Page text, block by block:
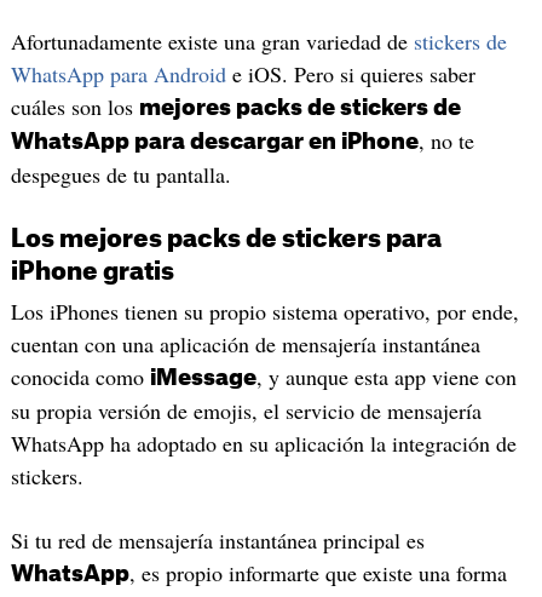
Afortunadamente existe una gran variedad de stickers de
WhatsApp para Androide iOS. Pero si quieres saber
cuáles son los mejores packs de stickers de
WhatsApp para descargar en iPhone, no te
despegues de tu pantalla.
Los mejores packs de stickers para
iPhone gratis
Los iPhones tienen su propio sistema operativo, por ende,
cuentan con una aplicación de mensajería instantánea
conocida como iMessage, y aunque esta app viene con
su propia versión de emojis, el servicio de mensajería
WhatsApp ha adoptado en su aplicación la integración de
stickers.
Si tu red de mensajería instantánea principal es
WhatsApp, es propio informarte que existe una forma